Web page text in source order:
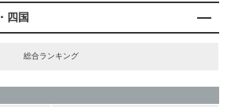
四国
総合ランキング